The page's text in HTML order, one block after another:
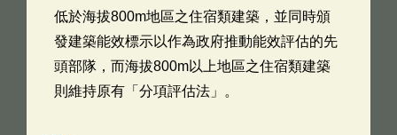
低於海拔800m地區之住宿類建築，並同時頒
發建築能效標示以作為政府推動能效評估的先
頭部隊，而海拔800m以上地區之住宿類建築
則維持原有「分項評估法」。